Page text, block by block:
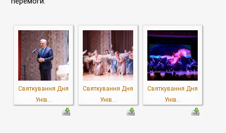
Святкування Дня
Унів...
Святкування Дня
Унів...
Святкування Дня
Унів...